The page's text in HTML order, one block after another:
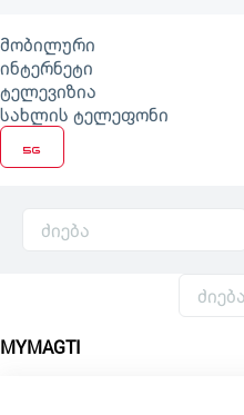
მობილური
ინტერნეტი
ტელევიზია
სახლის ტელეფონი
MYMAGTI